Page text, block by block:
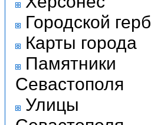
Городской герб
Карты города
Памятники
Севастополя
Улицы